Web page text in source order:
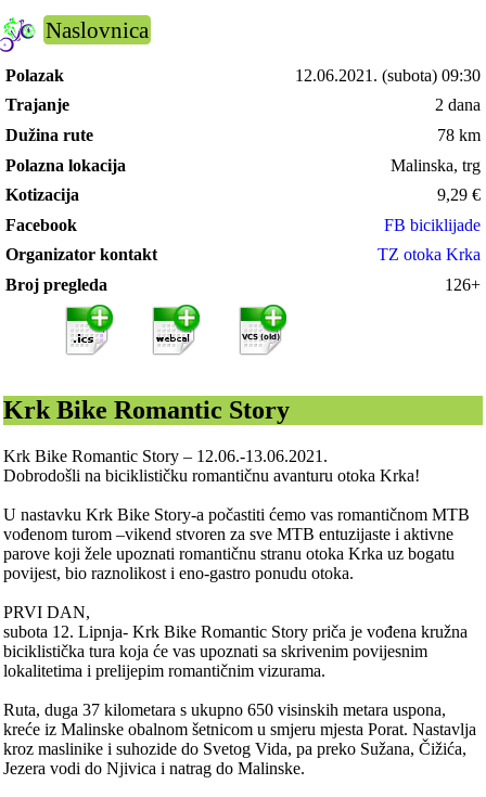
Naslovnica
Polazak 12.06.2021. (subota) 09:30
Trajanje
2 dana
Dužina rute
78 km
Polazna lokacija
Malinska, trg
Kotizacija
9,29 €
Facebook
FB biciklijade
Organizator kontakt
TZ otoka Krka
Broj pregleda
126+
Krk Bike Romantic Story
Krk Bike Romantic Story – 12.06.-13.06.2021.
Dobrodošli na biciklističku romantičnu avanturu otoka Krka!
U nastavku Krk Bike Story-a počastiti ćemo vas romantičnom MTB
vođenom turom –vikend stvoren za sve MTB entuzijaste i aktivne
parove koji žele upoznati romantičnu stranu otoka Krka uz bogatu
povijest, bio raznolikost i eno-gastro ponudu otoka.
PRVI DAN,
subota 12. Lipnja- Krk Bike Romantic Story priča je vođena kružna
biciklistička tura koja će vas upoznati sa skrivenim povijesnim
lokalitetima i prelijepim romantičnim vizurama.
Ruta, duga 37 kilometara s ukupno 650 visinskih metara uspona,
kreće iz Malinske obalnom šetnicom u smjeru mjesta Porat. Nastavlja
kroz maslinike i suhozide do Svetog Vida, pa preko Sužana, Čižića,
Jezera vodi do Njivica i natrag do Malinske.